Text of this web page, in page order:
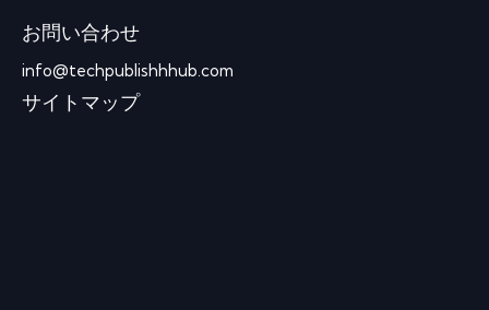
お問い合わせ
info@techpublishhhub.com
サイトマップ